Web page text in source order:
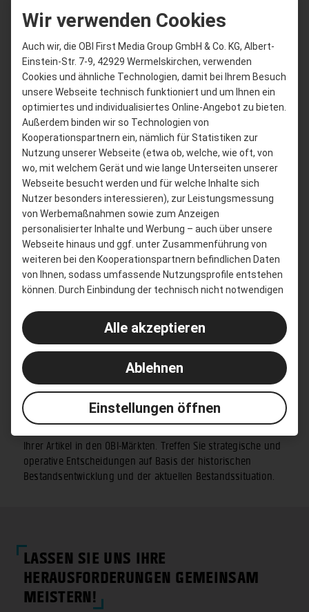
Zusammensetzung von OBI Hauptwarengruppen und die
Entwicklung von Sortimenten in den OBI Märkten und dem
OBI Onlineshop.
OPERATIONS INSIGHTS
Ihrer Artikel in den OBI-Märkten. Treffen Sie strategische und
operative Entscheidungen auf Basis der historischen
Bestandsentwicklung und der aktuellen Bestandssituation.
LASSEN SIE UNS IHRE
HERAUSFORDERUNGEN GEMEINSAM
MEISTERN!
Wir verwenden Cookies
Auch wir, die OBI First Media Group GmbH & Co. KG, Albert-
Einstein-Str. 7-9, 42929 Wermelskirchen, verwenden
Cookies und ähnliche Technologien, damit bei Ihrem Besuch
unsere Webseite technisch funktioniert und um Ihnen ein
optimiertes und individualisiertes Online-Angebot zu bieten.
Außerdem binden wir so Technologien von
Kooperationspartnern ein, nämlich für Statistiken zur
Nutzung unserer Webseite (etwa ob, welche, wie oft, von
wo, mit welchem Gerät und wie lange Unterseiten unserer
Webseite besucht werden und für welche Inhalte sich
Nutzer besonders interessieren), zur Leistungsmessung
von Werbemaßnahmen sowie zum Anzeigen
personalisierter Inhalte und Werbung – auch über unsere
Webseite hinaus und ggf. unter Zusammenführung von
weiteren bei den Kooperationspartnern befindlichen Daten
von Ihnen, sodass umfassende Nutzungsprofile entstehen
können. Durch Einbindung der technisch nicht notwendigen
USA. Die eingebundenen US-amerikanischen Unternehmen
(LinkedIn Corporation, 1000 W. Maude Avenue, Sunnyvale,
CA 94085 sowie Google LLC, 1600 Amphitheatre Parkway,
Mountain View, CA 94043) haben sich jedoch dem EU-U.S.
Data Privacy Framework unterworfen. Die Europäische
Kommission bescheinigt den Datentransfers daher ein
angemessenes, mit EU-Standards vergleichbares
Datenschutzniveau. Durch Klicken auf "Alle akzeptieren"
stimmen Sie dem Einsatz von technisch nicht notwendigen
Cookies und ähnlichen Technologien zu den vorgenannten
Zwecken zu. Durch Klicken auf "Einstellungen öffnen"
Verarbeitung berührt. Durch Klicken auf "Ablehnen"
verweigern Sie ihre Zustimmung zum Einsatz der nicht für
die Nutzung zwingend erforderlichen Cookies. Nähere
Informationen zu Art und Umfang der Datenverarbeitung
erhalten Sie in unserer
Einstellungen öffnen
Ablehnen
Alle akzeptieren